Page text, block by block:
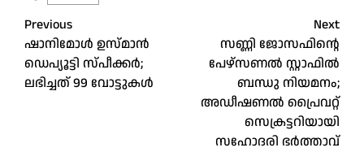
Post
navigation
Previous
ഷാനിമോള്‍ ഉസ്മാന്‍
ഡെപ്യൂട്ടി സ്പീക്കര്‍;
ലഭിച്ചത് 99 വോട്ടുകള്‍
Next
സണ്ണി ജോസഫിന്റെ
പേഴ്സണൽ സ്റ്റാഫിൽ
ബന്ധു നിയമനം;
അഡീഷണൽ പ്രൈവറ്റ്
സെക്രട്ടറിയായി
സഹോദരി ഭർത്താവ്